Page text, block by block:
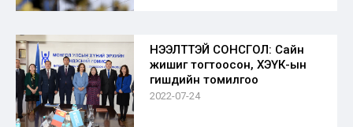
НЭЭЛТТЭЙ СОНСГОЛ: Сайн
жишиг тогтоосон, ХЭҮК-ын
гишүүдийн томилгоо
2022-07-24